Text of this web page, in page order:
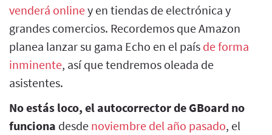
venderá onliney en tiendas de electrónica y
grandes comercios. Recordemos que Amazon
planea lanzar su gama Echo en el país de forma
inminente, así que tendremos oleada de
asistentes.
No estás loco, el autocorrector de GBoard no
funciona desde noviembre del año pasado, el